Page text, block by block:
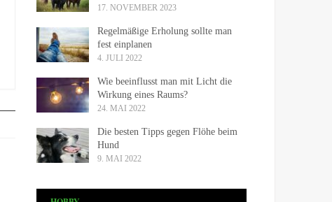
17. NOVEMBER 2023
Regelmäßige Erholung sollte man
fest einplanen
4. JULI 2022
Wie beeinflusst man mit Licht die
Wirkung eines Raums?
24. MAI 2022
Die besten Tipps gegen Flöhe beim
Hund
9. MAI 2022